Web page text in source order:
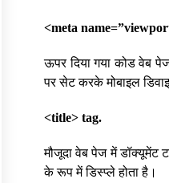
<meta
ऊपर दिया गया कोड वेब
पर सेट करके मोबाइल
<title> tag.
मौजूदा वेब पेज में डॉक्यूमेंट
के रूप में डिस्प्ले होता है।